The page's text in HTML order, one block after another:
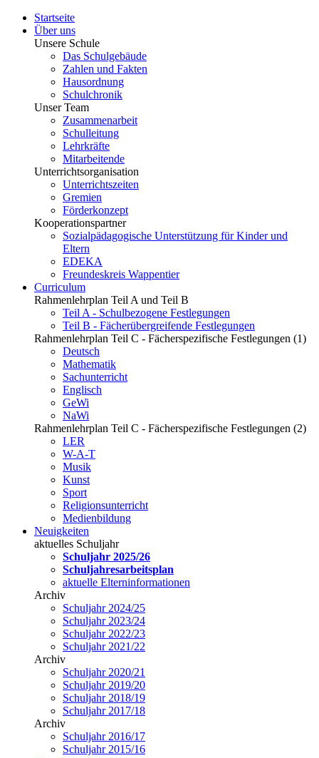
Startseite
Über uns
Unsere Schule
Das Schulgebäude
Zahlen und Fakten
Hausordnung
Schulchronik
Unser Team
Zusammenarbeit
Schulleitung
Lehrkräfte
Mitarbeitende
Unterrichtsorganisation
Unterrichtszeiten
Gremien
Förderkonzept
Kooperationspartner
Sozialpädagogische Unterstützung für Kinder und
Eltern
EDEKA
Freundeskreis Wappentier
Curriculum
Rahmenlehrplan Teil A und Teil B
Teil A - Schulbezogene Festlegungen
Teil B - Fächerübergreifende Festlegungen
Rahmenlehrplan Teil C - Fächerspezifische Festlegungen (1)
Deutsch
Mathematik
Sachunterricht
Englisch
GeWi
NaWi
Rahmenlehrplan Teil C - Fächerspezifische Festlegungen (2)
LER
W-A-T
Musik
Kunst
Sport
Religionsunterricht
Medienbildung
Neuigkeiten
aktuelles Schuljahr
Schuljahr 2025/26
Schuljahresarbeitsplan
aktuelle Elterninformationen
Archiv
Schuljahr 2024/25
Schuljahr 2023/24
Schuljahr 2022/23
Schuljahr 2021/22
Archiv
Schuljahr 2020/21
Schuljahr 2019/20
Schuljahr 2018/19
Schuljahr 2017/18
Archiv
Schuljahr 2016/17
Schuljahr 2015/16